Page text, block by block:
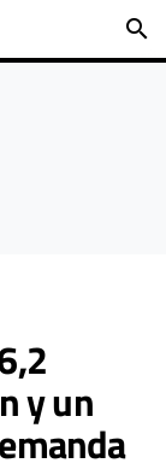
search
y un